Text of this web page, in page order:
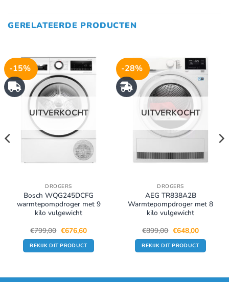
GERELATEERDE PRODUCTEN
-15%
UITVERKOCHT
DROGERS
Bosch WQG245DCFG
warmtepompdroger met 9
kilo vulgewicht
€799,00 Oorspronkelijke
prijs
was:
€799,00.
€676,60Huidige
prijs
is:
€676,60.
BEKIJK DIT PRODUCT
-28%
UITVERKOCHT
DROGERS
AEG TR838A2B
Warmtepompdroger met 8
kilo vulgewicht
€899,00 Oorspronkelijke
prijs
was:
€899,00.
€648,00Huidige
prijs
is:
€648,00.
BEKIJK DIT PRODUCT